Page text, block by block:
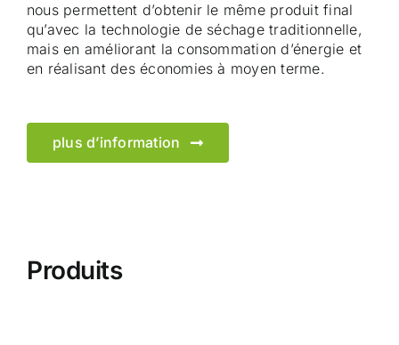
nous permettent d’obtenir le même produit final
qu’avec la technologie de séchage traditionnelle,
mais en améliorant la consommation d’énergie et
en réalisant des économies à moyen terme.
plus d’information
Produits